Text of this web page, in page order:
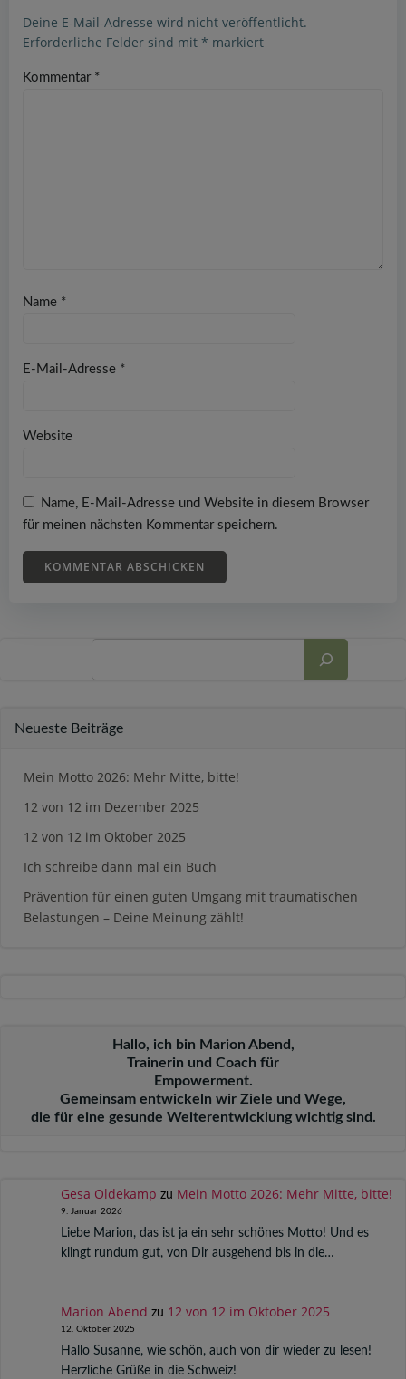
Deine E-Mail-Adresse wird nicht veröffentlicht.
Erforderliche Felder sind mit * markiert
Kommentar *
Name *
E-Mail-Adresse *
Website
Name, E-Mail-Adresse und Website in diesem Browser
für meinen nächsten Kommentar speichern.
Neueste Beiträge
Mein Motto 2026: Mehr Mitte, bitte!
12 von 12 im Dezember 2025
12 von 12 im Oktober 2025
Ich schreibe dann mal ein Buch
Prävention für einen guten Umgang mit traumatischen
Belastungen – Deine Meinung zählt!
Hallo, ich bin Marion Abend,
Trainerin und Coach für
Empowerment.
Gemeinsam entwickeln wir Ziele und Wege,
die für eine gesunde Weiterentwicklung wichtig sind.
Gesa Oldekamp zu Mein Motto 2026: Mehr Mitte, bitte!
9. Januar 2026
Liebe Marion, das ist ja ein sehr schönes Motto! Und es
klingt rundum gut, von Dir ausgehend bis in die…
Marion Abend zu 12 von 12 im Oktober 2025
12. Oktober 2025
Hallo Susanne, wie schön, auch von dir wieder zu lesen!
Herzliche Grüße in die Schweiz!